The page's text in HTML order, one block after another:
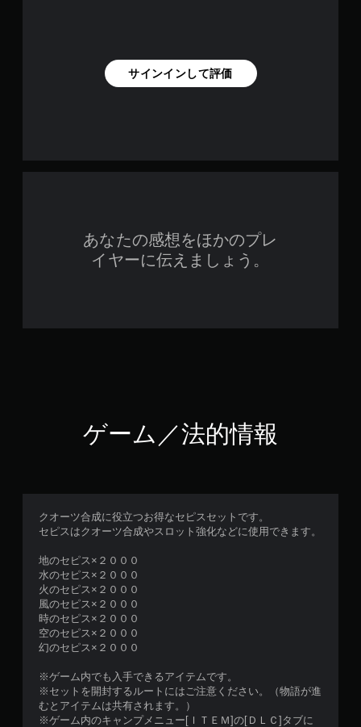
サインインして評価
あなたの感想をほかのプレ
イヤーに伝えましょう。
ゲーム／法的情報
クオーツ合成に役立つお得なセピスセットです。
セピスはクオーツ合成やスロット強化などに使用できます。
地のセピス×２０００
水のセピス×２０００
火のセピス×２０００
風のセピス×２０００
時のセピス×２０００
空のセピス×２０００
幻のセピス×２０００
※ゲーム内でも入手できるアイテムです。
※セットを開封するルートにはご注意ください。（物語が進
むとアイテムは共有されます。）
※ゲーム内のキャンプメニュー[ＩＴＥＭ]の[ＤＬＣ]タブに